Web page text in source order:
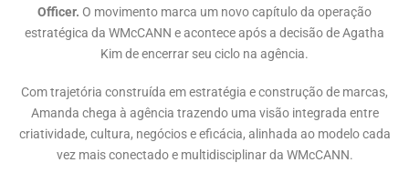
Officer. O movimento marca um novo capítulo da operação
estratégica da WMcCANN e acontece após a decisão de Agatha
Kim de encerrar seu ciclo na agência.
Com trajetória construída em estratégia e construção de marcas,
Amanda chega à agência trazendo uma visão integrada entre
criatividade, cultura, negócios e eficácia, alinhada ao modelo cada
vez mais conectado e multidisciplinar da WMcCANN.